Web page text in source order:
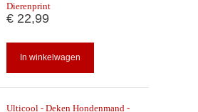
Dierenprint
€ 22,99
In winkelwagen
Ulticool - Deken Hondenmand -